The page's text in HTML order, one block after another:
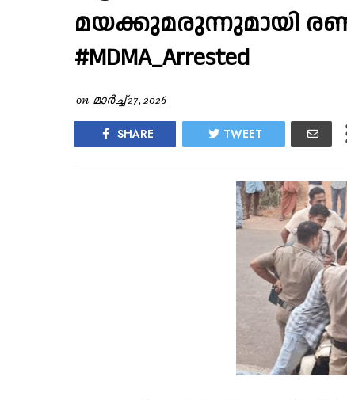
മയക്കുമരുന്നുമായി
#MDMA_Arrested
on മാർച്ച് 27, 2026
SHARE TWEET